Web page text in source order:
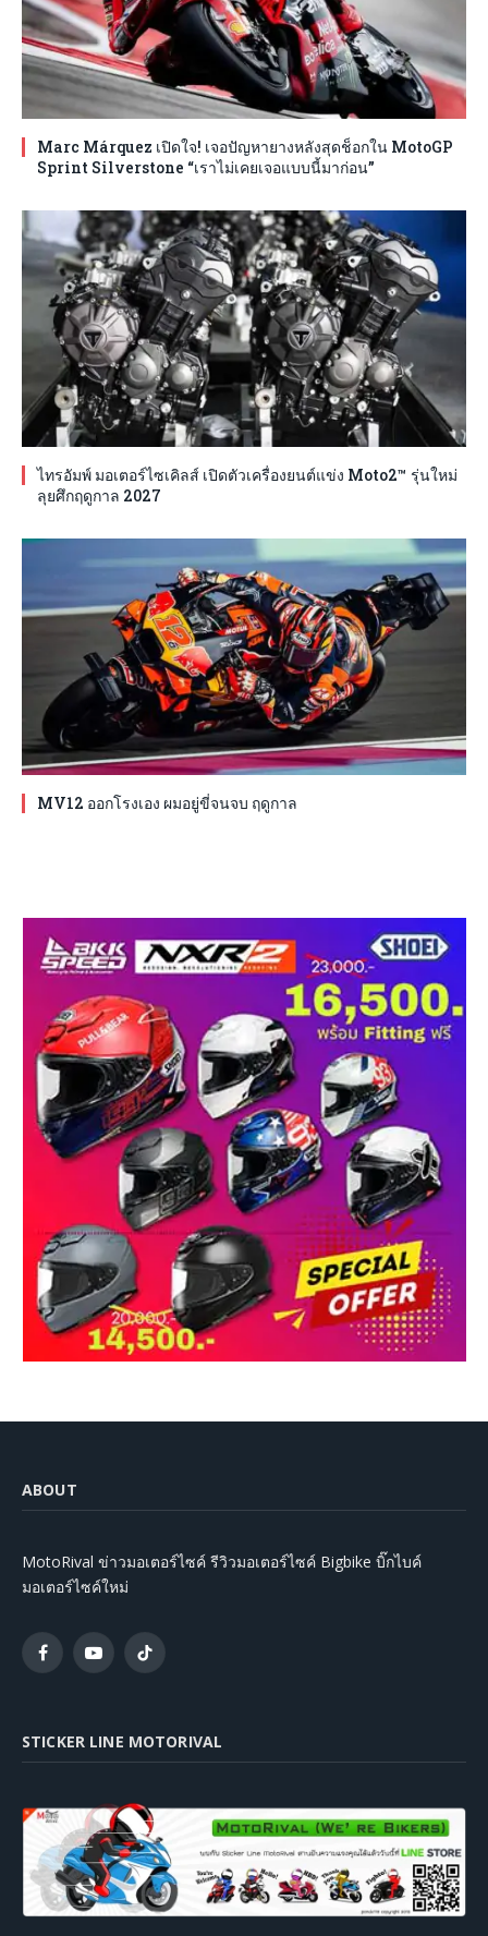
Marc Márquez เปิดใจ! เจอปัญหายางหลังสุดช็อกใน MotoGP
Sprint Silverstone “เราไม่เคยเจอแบบนี้มาก่อน”
ไทรอัมพ์ มอเตอร์ไซเคิลส์ เปิดตัวเครื่องยนต์แข่ง Moto2™ รุ่นใหม่
ลุยศึกฤดูกาล 2027
MV12 ออกโรงเอง ผมอยู่ขี่จนจบ ฤดูกาล
ABOUT
MotoRival ข่าวมอเตอร์ไซค์ รีวิวมอเตอร์ไซค์ Bigbike บิ๊กไบค์
มอเตอร์ไซค์ใหม่
FacebookYouTubeTikTok
STICKER LINE MOTORIVAL